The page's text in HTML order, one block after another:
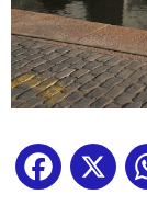
Facebook
X